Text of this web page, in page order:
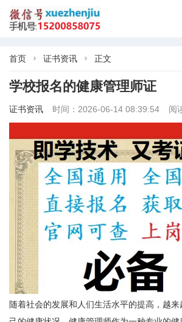
首页  证书资讯  正文
学校报名的健康管理师证
证书资讯 时间：2026-06-14 08:39:54 阅
随着社会的发展和人们生活水平的提高，越